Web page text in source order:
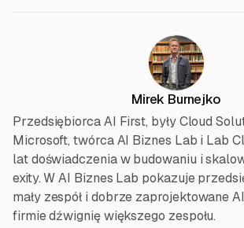
Mirek Burnejko
Przedsiębiorca AI First, były Cloud
Microsoft, twórca AI Biznes Lab i Lab
lat doświadczenia w budowaniu i
exity. W AI Biznes Lab pokazuje
mały zespół i dobrze zaprojektowane
firmie dźwignię większego zespołu.